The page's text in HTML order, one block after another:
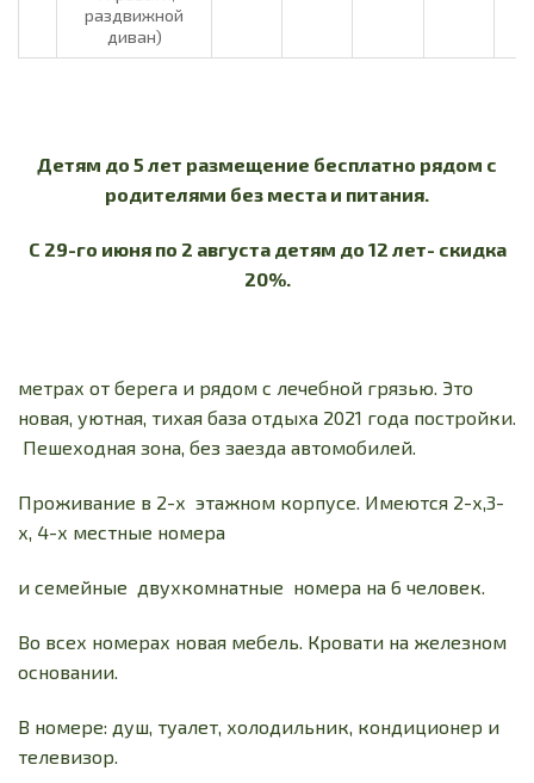
раздвижной
диван)
Детям до 5 лет размещение бесплатно рядом с
родителями без места и питания.
С 29-го июня по 2 августа детям до 12 лет- скидка
20%.
метрах от берега и рядом с лечебной грязью. Это
новая, уютная, тихая база отдыха 2021 года постройки.
Пешеходная зона, без заезда автомобилей.
Проживание в 2-х этажном корпусе. Имеются 2-х,3-
х, 4-х местные номера
и семейные двухкомнатные номера на 6 человек.
Во всех номерах новая мебель. Кровати на железном
основании.
В номере: душ, туалет, холодильник, кондиционер и
телевизор.